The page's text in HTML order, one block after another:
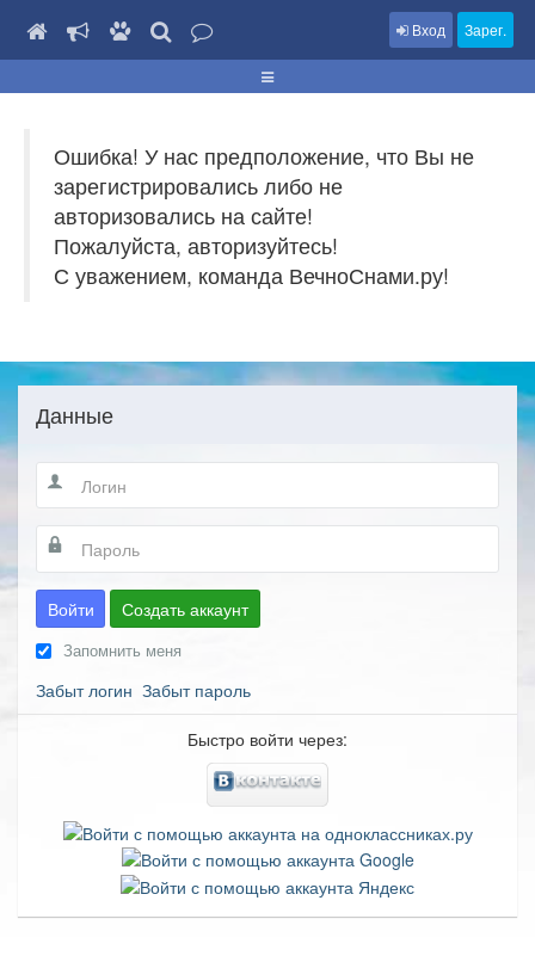
Вход Зарег.
Ошибка! У нас предположение, что Вы не
зарегистрировались либо не
авторизовались на сайте!
Пожалуйста, авторизуйтесь!
С уважением, команда ВечноСнами.ру!
Данные
Войти Создать аккаунт
Запомнить меня
Забыт логин Забыт пароль
Быстро войти через: